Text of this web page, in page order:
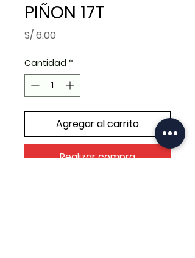
PIÑON 17T
S/ 6.00
Cantidad *
Agregar al carrito
Realizar compra